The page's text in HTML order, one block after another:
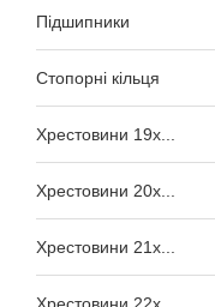
Підшипники
Стопорні кільця
Хрестовини 19x...
Хрестовини 20x...
Хрестовини 21x...